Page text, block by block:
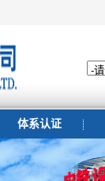
体系认证